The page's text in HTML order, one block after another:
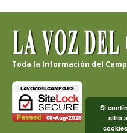
Toda la Información del
Si
sitio